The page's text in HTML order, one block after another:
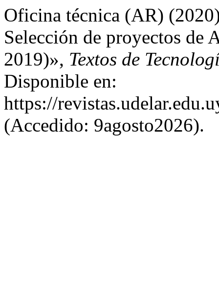
Oficina técnica (AR)
Selección de proyectos de
2019)», Textos de
Disponible en:
https://
(Accedido: 9agosto2026).